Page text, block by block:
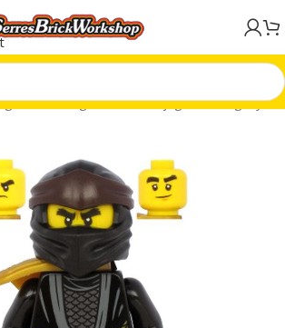
/Minifigures MF/Ninjago MF/Legacy